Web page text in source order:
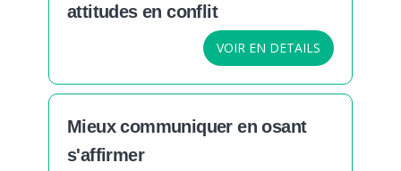
attitudes en conflit
VOIR EN DETAILS
Mieux communiquer en osant
s'affirmer